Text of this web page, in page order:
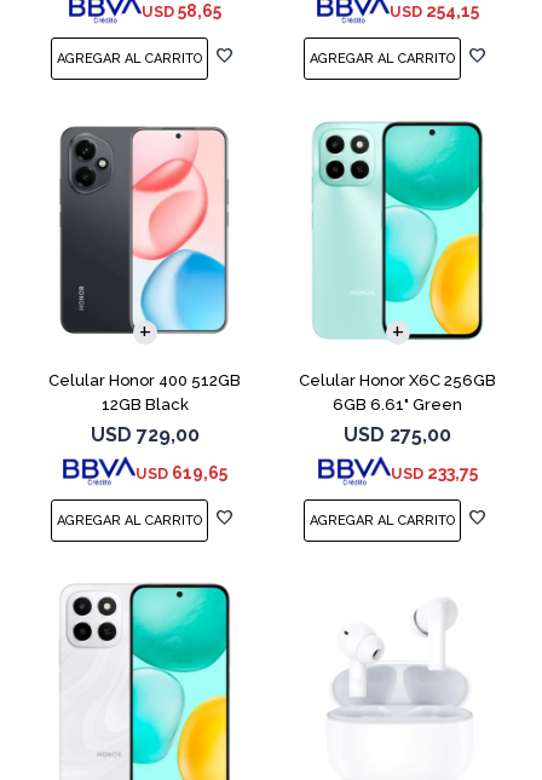
USD 58,65 USD 254,15
Celular Honor 400 512GB
12GB Black
USD 729,00
USD 619,65
COMPARAR
Celular Honor X6C 256GB
6GB 6.61" Green
USD 275,00
USD 233,75
COMPARAR
COMPARAR